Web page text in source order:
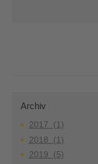
Archiv
2017 (1)
2018 (1)
2019 (5)